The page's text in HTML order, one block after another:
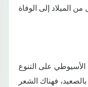
على التنوع
فهناك الشعر